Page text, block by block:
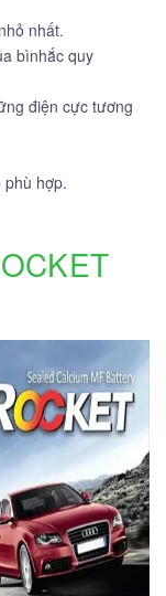
nhất.
bìnhắc quy
điện cực tương
hợp.